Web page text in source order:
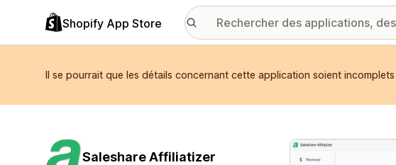
Shopify App Store
Il se pourrait que les détails concernant cette application soient
Saleshare Affiliatizer
Galerie d’images